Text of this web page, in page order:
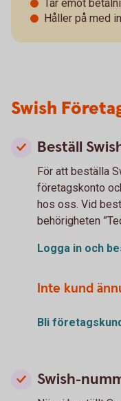
Tar emot
Håller på med
Swish
Beställ
För att beställa
företagskonto
hos oss. Vid
behörigheten
Logga in och
Inte kund
Bli
Swish-